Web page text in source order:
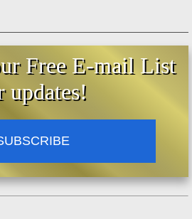
Free E-mail List
updates!